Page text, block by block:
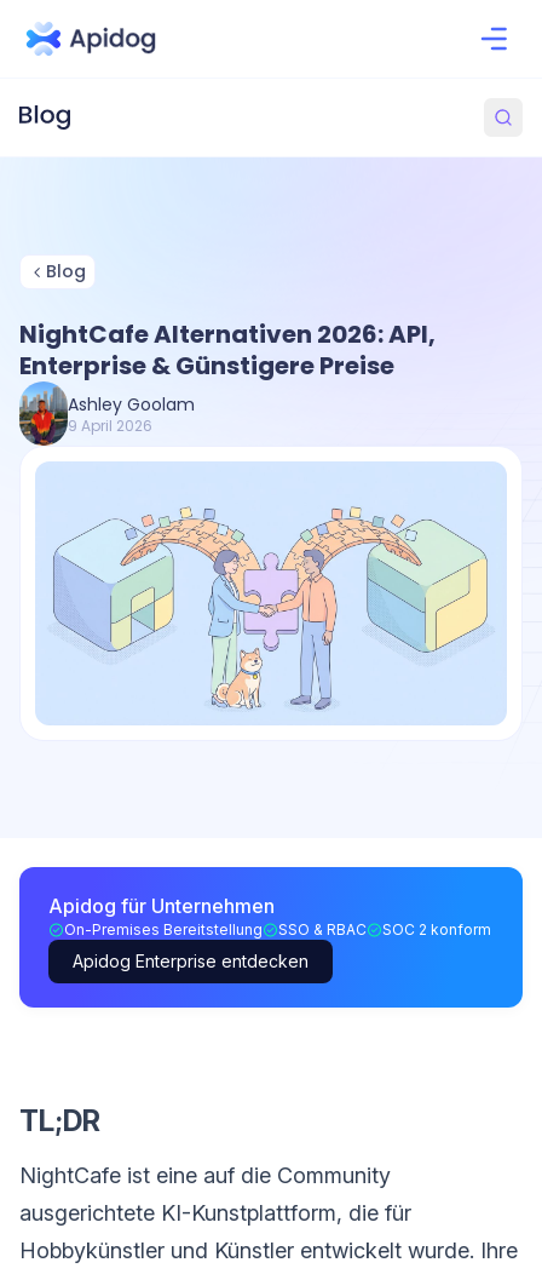
Blog
NightCafe Alternativen 2026: API,
Enterprise & Günstigere Preise
Ashley Goolam
9 April 2026
Apidog für Unternehmen
On-Premises Bereitstellung SSO & RBAC SOC 2 konform
Apidog Enterprise entdecken
TL;DR
NightCafe ist eine auf die Community
ausgerichtete KI-Kunstplattform, die für
Hobbykünstler und Künstler entwickelt wurde. Ihre